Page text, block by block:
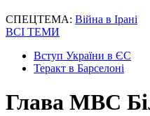
СПЕЦТЕМА: Війна в Ірані
ВСІ ТЕМИ
Вступ України в ЄС
Теракт в Барселоні
Глава МВС